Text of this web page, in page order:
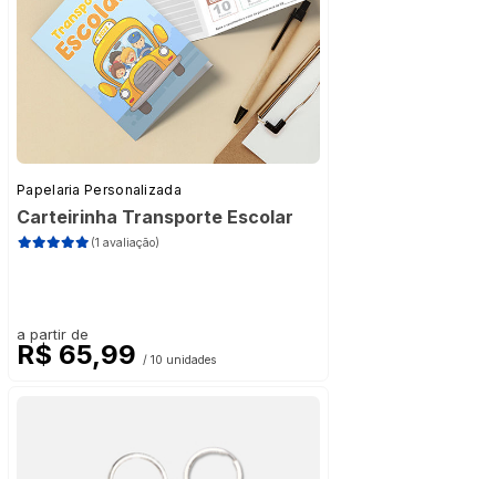
Papelaria Personalizada
Carteirinha Transporte Escolar
(1 avaliação)
a partir de
R$ 65,99 / 10 unidades